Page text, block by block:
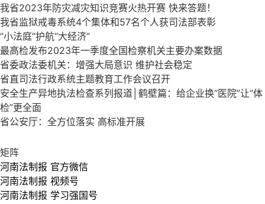
我省2023年防灾减灾知识竞赛火热开赛 快来答题！
我省监狱戒毒系统4个集体和57名个人获司法部表彰
“小法庭”护航“大经济”
最高检发布2023年一季度全国检察机关主要办案数据
省委政法委机关：增强大局意识 维护社会稳定
省直司法行政系统主题教育工作会议召开
安全生产异地执法检查系列报道│鹤壁篇：给企业换“医院”让“体
检”更全面
省公安厅：全方位落实 高标准开展
矩阵
河南法制报 官方微信
河南法制报 视频号
河南法制报 学习强国号